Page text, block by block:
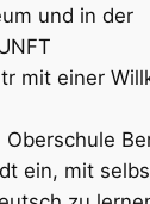
und in der
mit einer
Oberschule
ein, mit